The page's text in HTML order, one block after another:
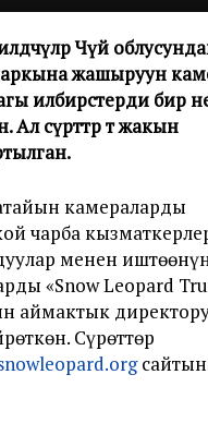
Чүй
жашыруун
илбирстерди бир
Ал сүрөттөр өтө жакын
камераларды
чарба
менен
«Snow Leopard
аймактык
Сүрөттөр